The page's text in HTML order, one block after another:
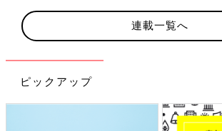
連載一覧へ
ピックアップ